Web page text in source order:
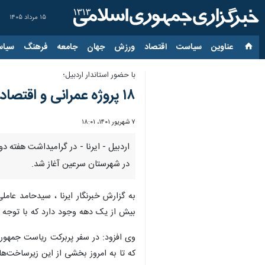
۱۵ مرداد ۱۴۰۵
عناوین‌ سیاست اقتصاد ورزش جهان جامعه فرهنگ
با حضور استاندار اردبیل؛
۱۸ پروژه عمرانی و اقتصادی در شهرستان سرعین افتتاح و کلنگ‌زنی شد
۷ شهریور ۱۴۰۱، ۱۸:۰۱